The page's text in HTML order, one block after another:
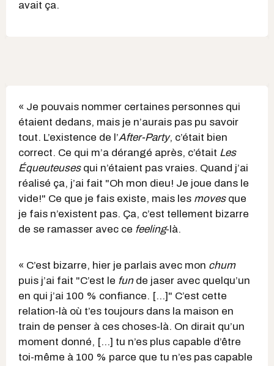
avait ça.
« Je pouvais nommer certaines personnes qui
étaient dedans, mais je n’aurais pas pu savoir
tout. L’existence de l’After-Party, c’était bien
correct. Ce qui m’a dérangé après, c’était Les
Équeuteusesqui n’étaient pas vraies. Quand j’ai
réalisé ça, j’ai fait "Oh mon dieu! Je joue dans le
vide!" Ce que je fais existe, mais les movesque
je fais n’existent pas. Ça, c’est tellement bizarre
de se ramasser avec ce feeling-là.
« C’est bizarre, hier je parlais avec mon chum
puis j’ai fait "C’est le funde jaser avec quelqu’un
en qui j’ai 100 % confiance. [...]" C’est cette
relation-là où t’es toujours dans la maison en
train de penser à ces choses-là. On dirait qu’un
moment donné, [...] tu n’es plus capable d’être
toi-même à 100 % parce que tu n’es pas capable